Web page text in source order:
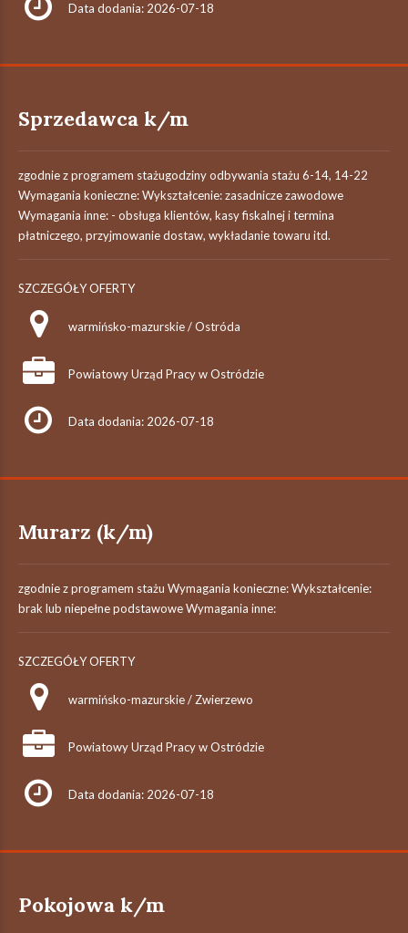
Data dodania: 2026-07-18
Sprzedawca k/m
zgodnie z programem stażugodziny odbywania stażu 6-14, 14-22
Wymagania konieczne: Wykształcenie: zasadnicze zawodowe
Wymagania inne: - obsługa klientów, kasy fiskalnej i termina
płatniczego, przyjmowanie dostaw, wykładanie towaru itd.
SZCZEGÓŁY OFERTY
warmińsko-mazurskie / Ostróda
Powiatowy Urząd Pracy w Ostródzie
Data dodania: 2026-07-18
Murarz (k/m)
zgodnie z programem stażu Wymagania konieczne: Wykształcenie:
brak lub niepełne podstawowe Wymagania inne:
SZCZEGÓŁY OFERTY
warmińsko-mazurskie / Zwierzewo
Powiatowy Urząd Pracy w Ostródzie
Data dodania: 2026-07-18
Pokojowa k/m